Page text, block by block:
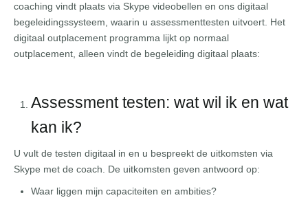
coaching vindt plaats via Skype videobellen en ons digitaal
begeleidingssysteem, waarin u assessmenttesten uitvoert. Het
digitaal outplacement programma lijkt op normaal
outplacement, alleen vindt de begeleiding digitaal plaats:
Assessment testen: wat wil ik en wat
kan ik?
U vult de testen digitaal in en u bespreekt de uitkomsten via
Skype met de coach. De uitkomsten geven antwoord op:
Waar liggen mijn capaciteiten en ambities?